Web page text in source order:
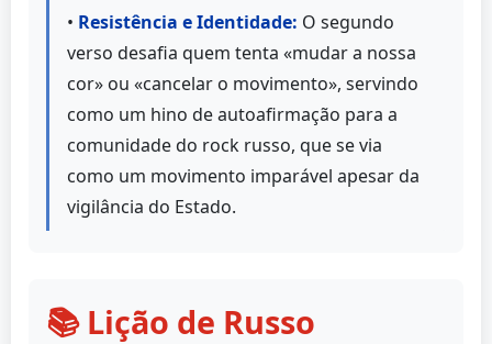
• Resistência e Identidade: O segundo
verso desafia quem tenta «mudar a nossa
cor» ou «cancelar o movimento», servindo
como um hino de autoafirmação para a
comunidade do rock russo, que se via
como um movimento imparável apesar da
vigilância do Estado.
📚 Lição de Russo